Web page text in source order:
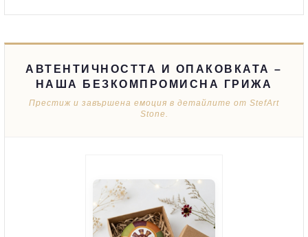
АВТЕНТИЧНОСТТА И ОПАКОВКАТА –
НАША БЕЗКОМПРОМИСНА ГРИЖА
Престиж и завършена емоция в детайлите от StefArt
Stone.